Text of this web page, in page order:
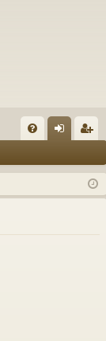
K
K
au
du
ist
er